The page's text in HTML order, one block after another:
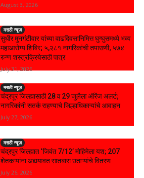
August 3, 2026
मराठी न्यूज़
सुधीर मुनगंटीवार यांच्या वाढदिवसानिमित्त घुग्घुसमध्ये भव्य
महाआरोग्य शिबिर; ५,२८१ नागरिकांची तपासणी, ५७४
रुग्ण शस्त्रक्रियेसाठी पात्र
July 31, 2026
मराठी न्यूज़
चंद्रपूर जिल्ह्यासाठी 28 व 29 जुलैला ऑरेंज अलर्ट;
नागरिकांनी सतर्क राहण्याचे जिल्हाधिकाऱ्यांचे आवाहन
July 27, 2026
मराठी न्यूज़
चंद्रपुर जिल्ह्यात ‘जिवंत 7/12’ मोहिमेला यश; 207
शेतकऱ्यांना अद्ययावत सातबारा उताऱ्यांचे वितरण
July 26, 2026